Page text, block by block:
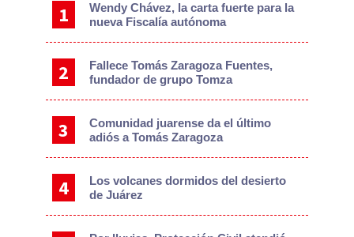
Wendy Chávez, la carta fuerte para la
nueva Fiscalía autónoma
Fallece Tomás Zaragoza Fuentes,
fundador de grupo Tomza
Comunidad juarense da el último
adiós a Tomás Zaragoza
Los volcanes dormidos del desierto
de Juárez